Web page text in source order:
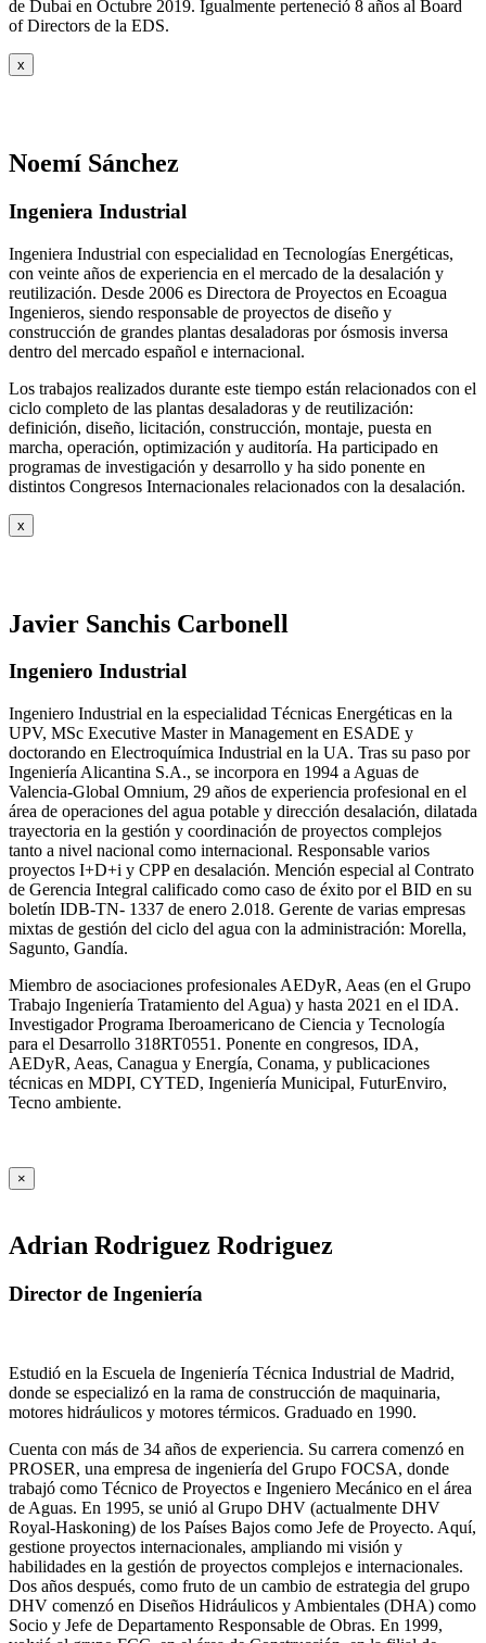
de Dubai en Octubre 2019. Igualmente perteneció 8 años al Board
of Directors de la EDS.
x
Noemí Sánchez
Ingeniera Industrial
Ingeniera Industrial con especialidad en Tecnologías Energéticas,
con veinte años de experiencia en el mercado de la desalación y
reutilización. Desde 2006 es Directora de Proyectos en Ecoagua
Ingenieros, siendo responsable de proyectos de diseño y
construcción de grandes plantas desaladoras por ósmosis inversa
dentro del mercado español e internacional.
Los trabajos realizados durante este tiempo están relacionados con el
ciclo completo de las plantas desaladoras y de reutilización:
definición, diseño, licitación, construcción, montaje, puesta en
marcha, operación, optimización y auditoría. Ha participado en
programas de investigación y desarrollo y ha sido ponente en
distintos Congresos Internacionales relacionados con la desalación.
x
Javier Sanchis Carbonell
Ingeniero Industrial
Ingeniero Industrial en la especialidad Técnicas Energéticas en la
UPV, MSc Executive Master in Management en ESADE y
doctorando en Electroquímica Industrial en la UA. Tras su paso por
Ingeniería Alicantina S.A., se incorpora en 1994 a Aguas de
Valencia-Global Omnium, 29 años de experiencia profesional en el
área de operaciones del agua potable y dirección desalación, dilatada
trayectoria en la gestión y coordinación de proyectos complejos
tanto a nivel nacional como internacional. Responsable varios
proyectos I+D+i y CPP en desalación. Mención especial al Contrato
de Gerencia Integral calificado como caso de éxito por el BID en su
boletín IDB-TN- 1337 de enero 2.018. Gerente de varias empresas
mixtas de gestión del ciclo del agua con la administración: Morella,
Sagunto, Gandía.
Miembro de asociaciones profesionales AEDyR, Aeas (en el Grupo
Trabajo Ingeniería Tratamiento del Agua) y hasta 2021 en el IDA.
Investigador Programa Iberoamericano de Ciencia y Tecnología
para el Desarrollo 318RT0551. Ponente en congresos, IDA,
AEDyR, Aeas, Canagua y Energía, Conama, y publicaciones
técnicas en MDPI, CYTED, Ingeniería Municipal, FuturEnviro,
Tecno ambiente.
×
Adrian Rodriguez Rodriguez
Director de Ingeniería
Estudió en la Escuela de Ingeniería Técnica Industrial de Madrid,
donde se especializó en la rama de construcción de maquinaria,
motores hidráulicos y motores térmicos. Graduado en 1990.
Cuenta con más de 34 años de experiencia. Su carrera comenzó en
PROSER, una empresa de ingeniería del Grupo FOCSA, donde
trabajó como Técnico de Proyectos e Ingeniero Mecánico en el área
de Aguas. En 1995, se unió al Grupo DHV (actualmente DHV
Royal-Haskoning) de los Países Bajos como Jefe de Proyecto. Aquí,
gestione proyectos internacionales, ampliando mi visión y
habilidades en la gestión de proyectos complejos e internacionales.
Dos años después, como fruto de un cambio de estrategia del grupo
DHV comenzó en Diseños Hidráulicos y Ambientales (DHA) como
Socio y Jefe de Departamento Responsable de Obras. En 1999,